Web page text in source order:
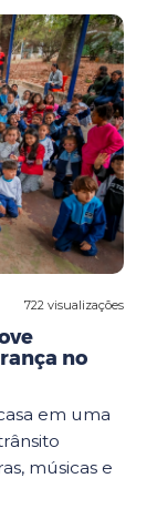
722 visualizações
no
em uma
músicas e